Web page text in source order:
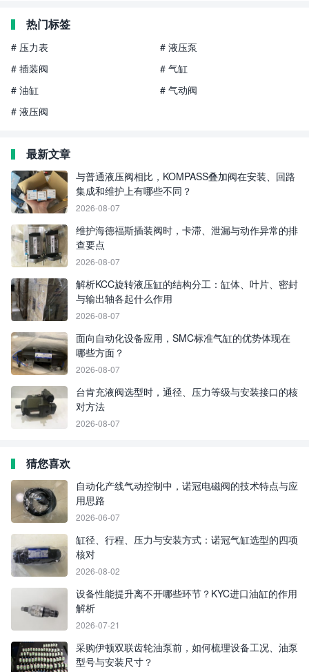
热门标签
# 压力表
# 液压泵
# 插装阀
# 气缸
# 油缸
# 气动阀
# 液压阀
最新文章
与普通液压阀相比，KOMPASS叠加阀在安装、回路
集成和维护上有哪些不同？
2026-08-07
维护海德福斯插装阀时，卡滞、泄漏与动作异常的排
查要点
2026-08-07
解析KCC旋转液压缸的结构分工：缸体、叶片、密封
与输出轴各起什么作用
2026-08-07
面向自动化设备应用，SMC标准气缸的优势体现在
哪些方面？
2026-08-07
台肯充液阀选型时，通径、压力等级与安装接口的核
对方法
2026-08-07
猜您喜欢
自动化产线气动控制中，诺冠电磁阀的技术特点与应
用思路
2026-06-07
缸径、行程、压力与安装方式：诺冠气缸选型的四项
核对
2026-08-02
设备性能提升离不开哪些环节？KYC进口油缸的作用
解析
2026-07-21
采购伊顿双联齿轮油泵前，如何梳理设备工况、油泵
型号与安装尺寸？